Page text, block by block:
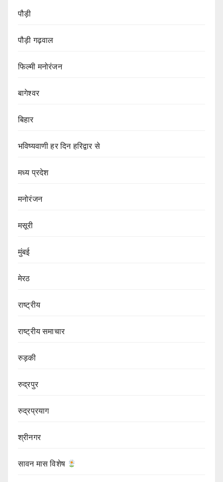
पौड़ी
पौड़ी गढ़वाल
फिल्मी मनोरंजन
बागेश्वर
बिहार
भविष्यवाणी हर दिन हरिद्वार से
मध्य प्रदेश
मनोरंजन
मसूरी
मुंबई
मेरठ
राष्ट्रीय
राष्ट्रीय समाचार
रुड़की
रुद्रपुर
रुद्रप्रयाग
श्रीनगर
सावन मास विशेष